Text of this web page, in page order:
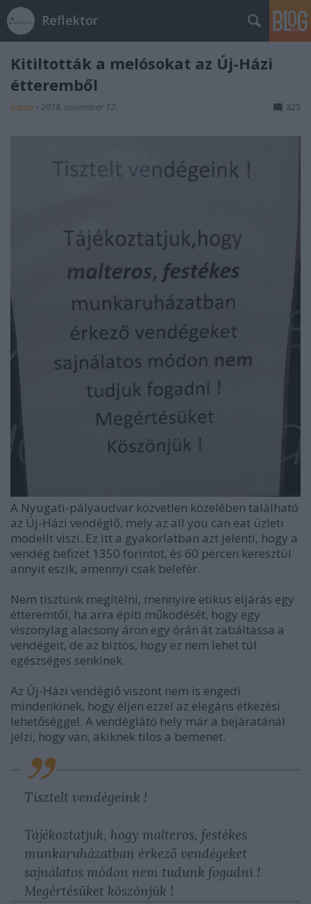
Reflektor
Kitiltották a melósokat az Új-Házi
étteremből
baum • 2018. november 12. 323
A Nyugati-pályaudvar közvetlen közelében található
az Új-Házi vendéglő, mely az all you can eat üzleti
modellt viszi. Ez itt a gyakorlatban azt jelenti, hogy a
vendég befizet 1350 forintot, és 60 percen keresztül
annyit eszik, amennyi csak belefér.
Nem tisztünk megítélni, mennyire etikus eljárás egy
étteremtől, ha arra építi működését, hogy egy
viszonylag alacsony áron egy órán át zabáltassa a
vendégeit, de az biztos, hogy ez nem lehet túl
egészséges senkinek.
Az Új-Házi vendéglő viszont nem is engedi
mindenkinek, hogy éljen ezzel az elegáns étkezési
lehetőséggel. A vendéglátó hely már a bejáratánál
jelzi, hogy van, akiknek tilos a bemenet.
Tisztelt vendégeink !
Tájékoztatjuk, hogy malteros, festékes
munkaruházatban érkező vendégeket
sajnálatos módon nem tudunk fogadni !
Megértésüket köszönjük !